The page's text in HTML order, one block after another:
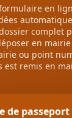
en
complet
en mairie
ou point
est remis en
de passeport